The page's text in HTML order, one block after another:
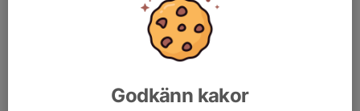
Vi klarar av att smida i alla olika metaller såsom, stål,
aluminium, mässing, brons, rostfritt, syrafast mm.
Gällande båtar så klarar vi av att i princip göra allt rörande en
båt som avser stål, rostfritt, syrafast, aluminium.
Beroende vilken typ av arbete så kan vi även låta tillverka detta i
vår verkstad och sedan skicka materialet dit ni bor eller har er
Godkänn kakor